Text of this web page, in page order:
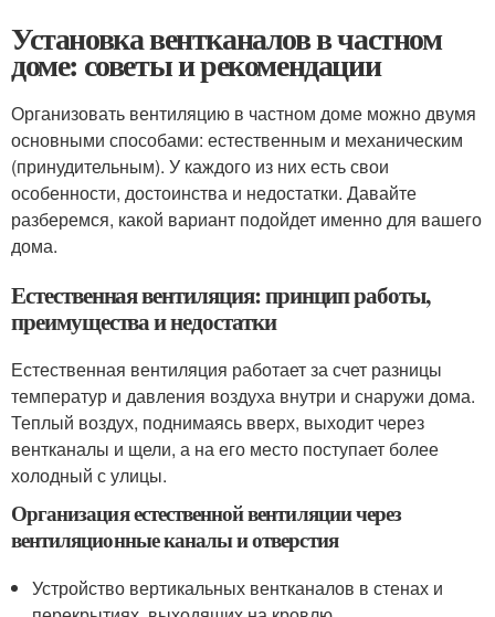
Установка вентканалов в частном
доме: советы и рекомендации
Организовать вентиляцию в частном доме можно двумя
основными способами: естественным и механическим
(принудительным). У каждого из них есть свои
особенности, достоинства и недостатки. Давайте
разберемся, какой вариант подойдет именно для вашего
дома.
Естественная вентиляция: принцип работы,
преимущества и недостатки
Естественная вентиляция работает за счет разницы
температур и давления воздуха внутри и снаружи дома.
Теплый воздух, поднимаясь вверх, выходит через
вентканалы и щели, а на его место поступает более
холодный с улицы.
Организация естественной вентиляции через
вентиляционные каналы и отверстия
Устройство вертикальных вентканалов в стенах и